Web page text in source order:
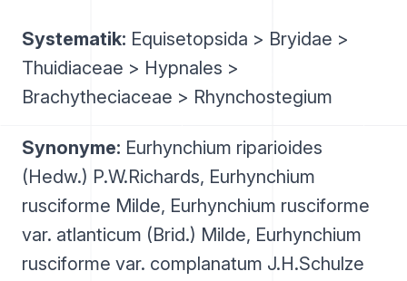
Systematik: Equisetopsida > Bryidae >
Thuidiaceae > Hypnales >
Brachytheciaceae > Rhynchostegium
Synonyme: Eurhynchium riparioides
(Hedw.) P.W.Richards, Eurhynchium
rusciforme Milde, Eurhynchium rusciforme
var. atlanticum (Brid.) Milde, Eurhynchium
rusciforme var. complanatum J.H.Schulze